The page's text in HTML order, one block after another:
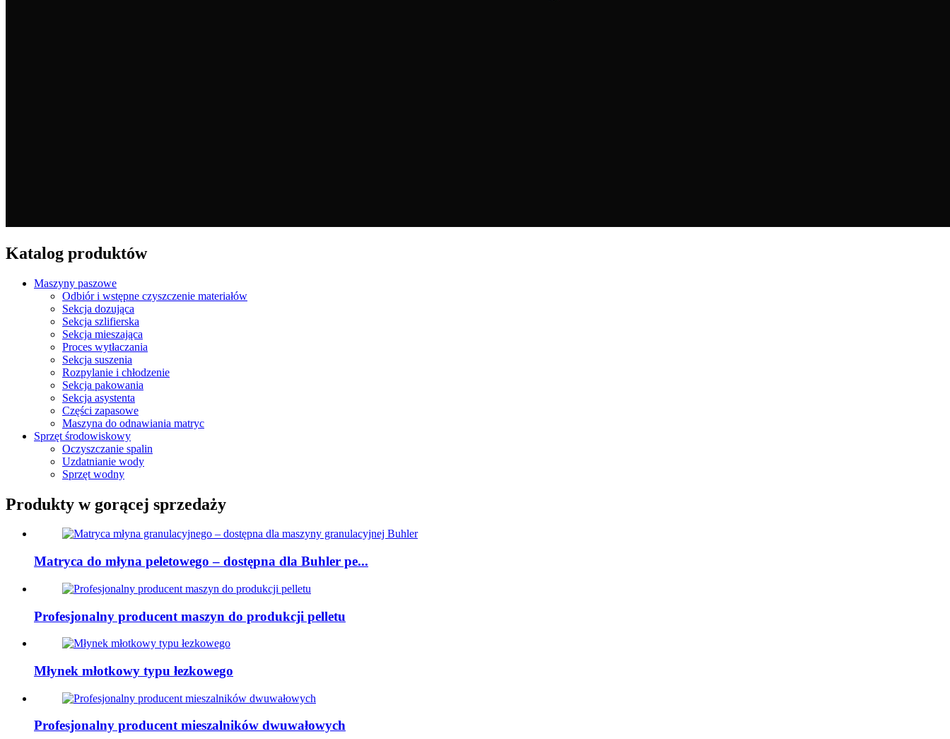
Katalog produktów
Maszyny paszowe
Odbiór i wstępne czyszczenie materiałów
Sekcja dozująca
Sekcja szlifierska
Sekcja mieszająca
Proces wytłaczania
Sekcja suszenia
Rozpylanie i chłodzenie
Sekcja pakowania
Sekcja asystenta
Części zapasowe
Maszyna do odnawiania matryc
Sprzęt środowiskowy
Oczyszczanie spalin
Uzdatnianie wody
Sprzęt wodny
Produkty w gorącej sprzedaży
Matryca do młyna peletowego – dostępna dla Buhler pe...
Profesjonalny producent maszyn do produkcji pelletu
Młynek młotkowy typu łezkowego
Profesjonalny producent mieszalników dwuwałowych